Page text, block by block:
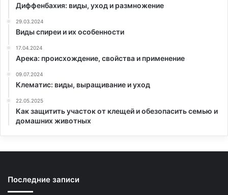
Диффенбахия: виды, уход и размножение
29.03.2024
Виды спиреи и их особенности
17.04.2024
Арека: происхождение, свойства и применение
09.07.2024
Клематис: виды, выращивание и уход
22.05.2025
Как защитить участок от клещей и обезопасить семью и
домашних животных
Последние записи